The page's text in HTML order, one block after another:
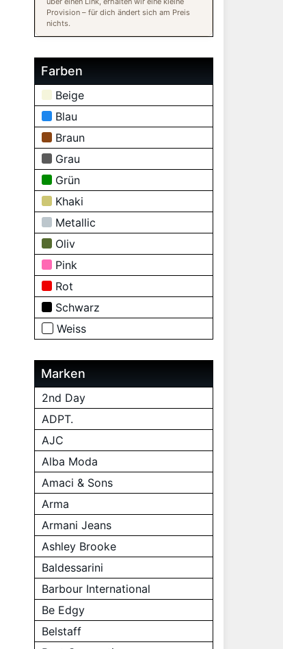
Provision – für dich ändert sich am Preis
nichts.
Farben
Beige
Blau
Braun
Grau
Grün
Khaki
Metallic
Oliv
Pink
Rot
Schwarz
Weiss
Marken
2nd Day
ADPT.
AJC
Alba Moda
Amaci & Sons
Arma
Armani Jeans
Ashley Brooke
Baldessarini
Barbour International
Be Edgy
Belstaff